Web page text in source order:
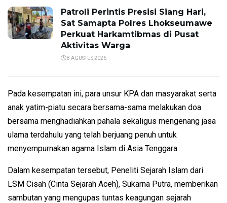
Patroli Perintis Presisi Siang Hari,
Sat Samapta Polres Lhokseumawe
Perkuat Harkamtibmas di Pusat
Aktivitas Warga
8 AGUSTUS 2026
Pada kesempatan ini, para unsur KPA dan masyarakat serta
anak yatim-piatu secara bersama-sama melakukan doa
bersama menghadiahkan pahala sekaligus mengenang jasa
ulama terdahulu yang telah berjuang penuh untuk
menyempurnakan agama Islam di Asia Tenggara.
Dalam kesempatan tersebut, Peneliti Sejarah Islam dari
LSM Cisah (Cinta Sejarah Aceh), Sukarna Putra, memberikan
sambutan yang mengupas tuntas keagungan sejarah